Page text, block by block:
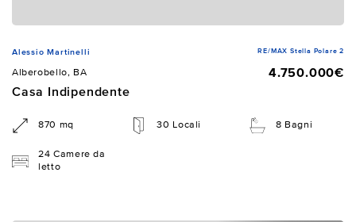
Alessio Martinelli RE/MAX Stella Polare 2
Alberobello, BA
4.750.000€
Casa Indipendente
870 mq 30 Locali 8 Bagni
24 Camere da
letto